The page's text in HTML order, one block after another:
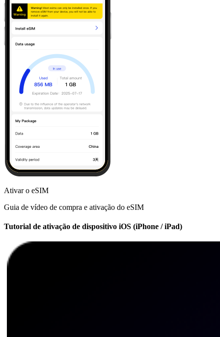
Ativar o eSIM
Guia de vídeo de compra e ativação do eSIM
Tutorial de ativação de dispositivo iOS (iPhone / iPad)